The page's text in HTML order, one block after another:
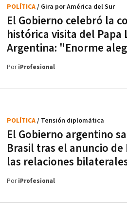
El Gobierno celebró la
histórica visita del Papa
Argentina: "Enorme
POLÍTICA/ Gira por América del Sur
PoriProfesional
El Gobierno argentino
Brasil tras el anuncio
las relaciones
POLÍTICA/ Tensión diplomática
PoriProfesional